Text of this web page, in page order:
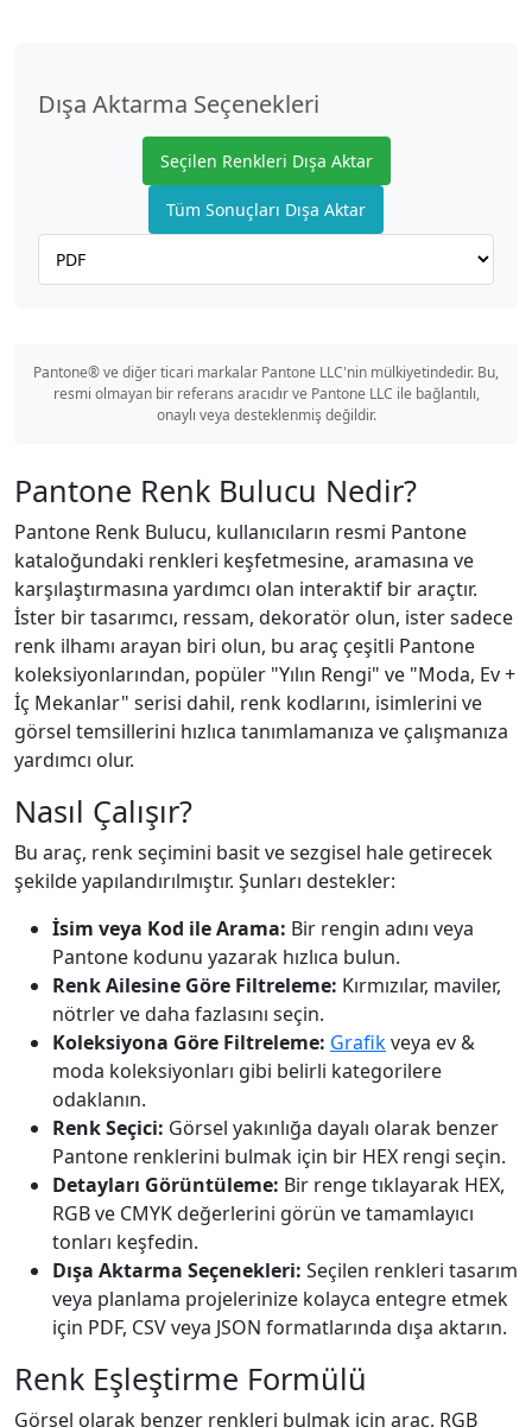
Dışa Aktarma Seçenekleri
Seçilen Renkleri Dışa Aktar
Tüm Sonuçları Dışa Aktar
Pantone® ve diğer ticari markalar Pantone LLC'nin mülkiyetindedir. Bu,
resmi olmayan bir referans aracıdır ve Pantone LLC ile bağlantılı,
onaylı veya desteklenmiş değildir.
Pantone Renk Bulucu Nedir?
Pantone Renk Bulucu, kullanıcıların resmi Pantone
kataloğundaki renkleri keşfetmesine, aramasına ve
karşılaştırmasına yardımcı olan interaktif bir araçtır.
İster bir tasarımcı, ressam, dekoratör olun, ister sadece
renk ilhamı arayan biri olun, bu araç çeşitli Pantone
koleksiyonlarından, popüler "Yılın Rengi" ve "Moda, Ev +
İç Mekanlar" serisi dahil, renk kodlarını, isimlerini ve
görsel temsillerini hızlıca tanımlamanıza ve çalışmanıza
yardımcı olur.
Nasıl Çalışır?
Bu araç, renk seçimini basit ve sezgisel hale getirecek
şekilde yapılandırılmıştır. Şunları destekler:
İsim veya Kod ile Arama: Bir rengin adını veya
Pantone kodunu yazarak hızlıca bulun.
Renk Ailesine Göre Filtreleme: Kırmızılar, maviler,
nötrler ve daha fazlasını seçin.
Koleksiyona Göre Filtreleme: Grafikveya ev &
moda koleksiyonları gibi belirli kategorilere
odaklanın.
Renk Seçici: Görsel yakınlığa dayalı olarak benzer
Pantone renklerini bulmak için bir HEX rengi seçin.
Detayları Görüntüleme: Bir renge tıklayarak HEX,
RGB ve CMYK değerlerini görün ve tamamlayıcı
tonları keşfedin.
Dışa Aktarma Seçenekleri: Seçilen renkleri tasarım
veya planlama projelerinize kolayca entegre etmek
için PDF, CSV veya JSON formatlarında dışa aktarın.
Renk Eşleştirme Formülü
Görsel olarak benzer renkleri bulmak için araç, RGB